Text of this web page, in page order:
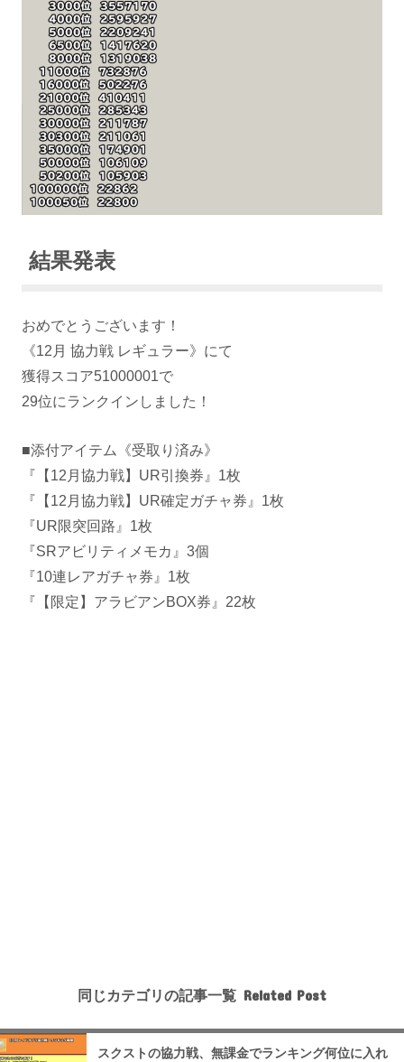
結果発表
おめでとうございます！
《12月 協力戦 レギュラー》にて
獲得スコア51000001で
29位にランクインしました！
■添付アイテム《受取り済み》
『【12月協力戦】UR引換券』1枚
『【12月協力戦】UR確定ガチャ券』1枚
『UR限突回路』1枚
『SRアビリティメモカ』3個
『10連レアガチャ券』1枚
『【限定】アラビアンBOX券』22枚
同じカテゴリの記事一覧
スクストの協力戦、無課金でランキング何位に入れ